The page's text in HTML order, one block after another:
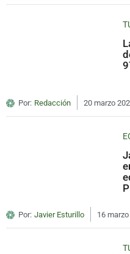
Por: Redacción 20 marzo
Por: Javier Esturillo 16